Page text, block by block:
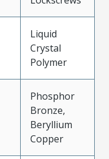
Liquid
Crystal
Polymer
Phosphor
Bronze,
Beryllium
Copper